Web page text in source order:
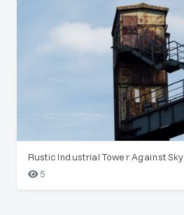
Rustic Industrial Tower Against Sky
5